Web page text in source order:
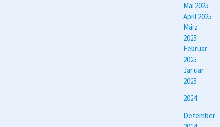
Mai 2025
April 2025
März
2025
Februar
2025
Januar
2025
2024
Dezember